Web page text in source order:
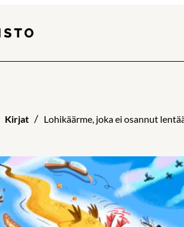
Kirjat Lohikäärme, joka ei osannut